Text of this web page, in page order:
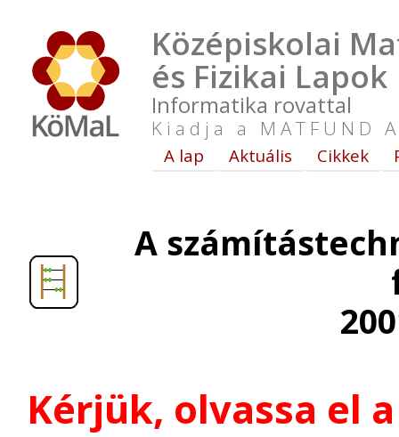
Középiskolai
és Fizikai Lapok
Informatika rovattal
Kiadja a MATFUND
A lap Aktuális Cikkek
A
Kérjük, olvassa el